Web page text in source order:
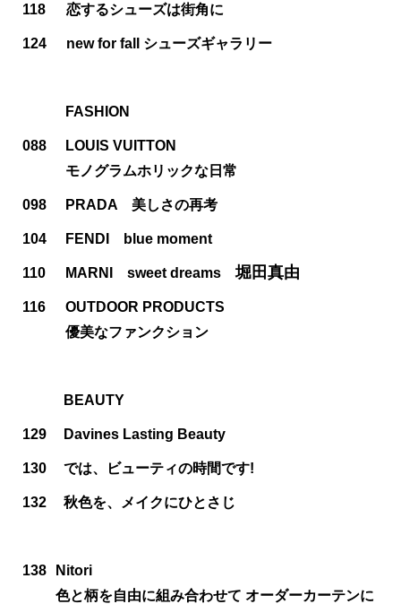
118 恋するシューズは街角に
124 new for fall シューズギャラリー
FASHION
088
LOUIS VUITTON
モノグラムホリックな日常
098 PRADA 美しさの再考
104 FENDI blue moment
110 MARNI sweet dreams 堀田真由
116
OUTDOOR PRODUCTS
優美なファンクション
BEAUTY
129 Davines Lasting Beauty
130 では、ビューティの時間です!
132 秋色を、メイクにひとさじ
138
Nitori
色と柄を自由に組み合わせて オーダーカーテンに